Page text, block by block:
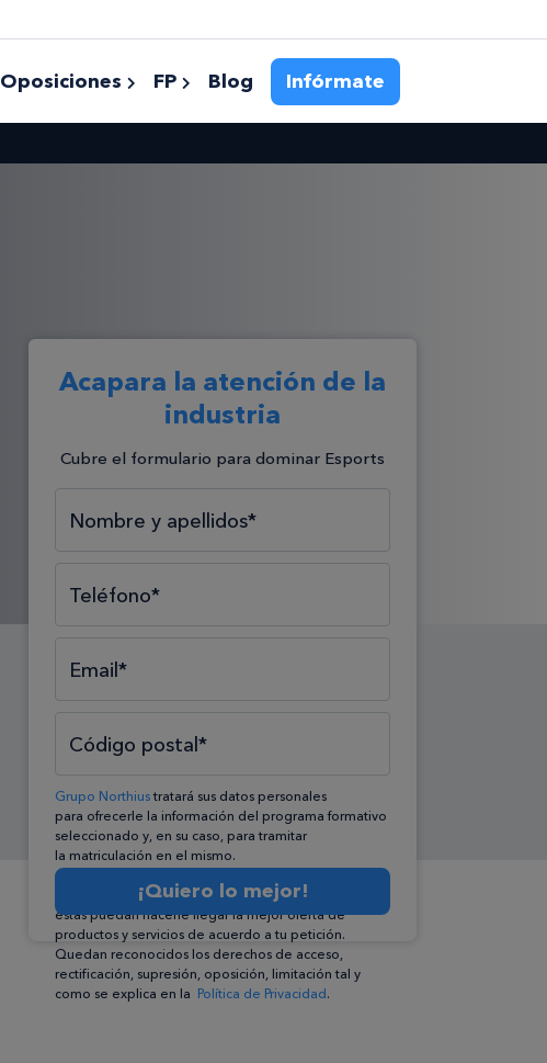
Oposiciones FP Blog Infórmate
Acapara la atención de la
industria
Cubre el formulario para dominar Esports
Selecciona el tipo*
Selecciona el área*
Selecciona la formación*
Nombre y apellidos*
Teléfono*
Email*
Código postal*
Grupo Northiustratará sus datos personales
para ofrecerle la información del programa formativo
seleccionado y, en su caso, para tramitar
la matriculación en el mismo.
Compartiremos su solicitud con las empresas que
conforman elGrupo Northius , con el objeto de que
éstas puedan hacerle llegar la mejor oferta de
productos y servicios de acuerdo a tu petición.
Quedan reconocidos los derechos de acceso,
rectificación, supresión, oposición, limitación tal y
como se explica en la Política de Privacidad.
¡Quiero lo mejor!